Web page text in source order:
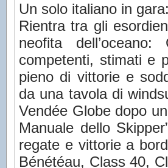
Un solo italiano in
Rientra tra gli
neofita
competenti, stimati e
pieno di vittorie e
da una tavola di
Vendée Globe dopo
Manuale dello
regate e vittorie a
Bénétéau, Class 40,